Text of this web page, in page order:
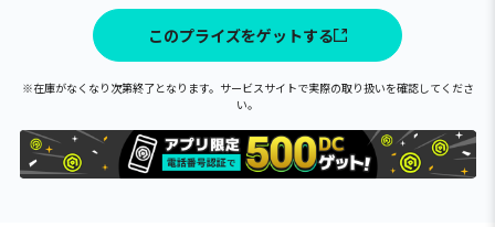
このプライズをゲットする
※在庫がなくなり次第終了となります。サービスサイトで実際の取り扱いを確認してくださ
い。